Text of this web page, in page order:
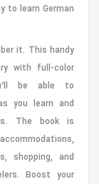
to learn German
it. This handy
with full-color
be able to
you learn and
The book is
shopping, and
Boost your